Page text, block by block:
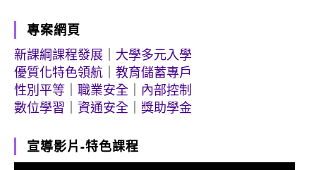
專案網頁
新課綱課程發展
大學多元入學
優質化特色領航
教育儲蓄專戶
性別平等
職業安全
內部控制
數位學習
資通安全 獎助學金
宣導影片-特色課程